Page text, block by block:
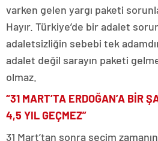
varken gelen yargı paketi
Hayır. Türkiye’de bir adalet
adaletsizliğin sebebi tek
adalet değil sarayın paketi
olmaz.
“31 MART’TA ERDOĞAN’A BİR
4,5 YIL GEÇMEZ”
31 Mart’tan sonra seçim